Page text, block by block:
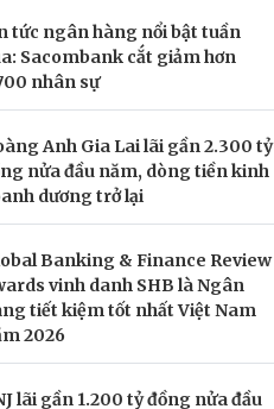
tức ngân hàng nổi bật tuần
Sacombank cắt giảm hơn
nhân sự
Anh Gia Lai lãi gần 2.300 tỷ
nửa đầu năm, dòng tiền kinh
dương trở lại
Banking & Finance Review
vinh danh SHB là Ngân
tiết kiệm tốt nhất Việt Nam
2026
lãi gần 1.200 tỷ đồng nửa đầu